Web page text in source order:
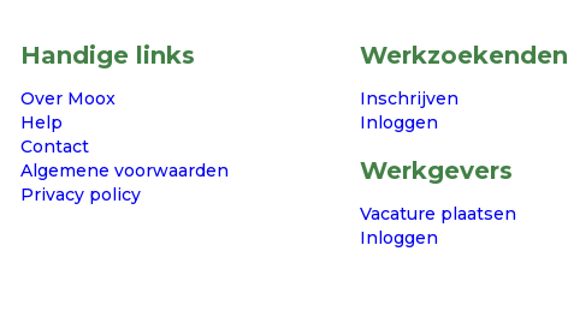
Handige links
Over Moox
Help
Contact
Algemene voorwaarden
Privacy policy
Werkzoekenden
Inschrijven
Inloggen
Werkgevers
Vacature plaatsen
Inloggen